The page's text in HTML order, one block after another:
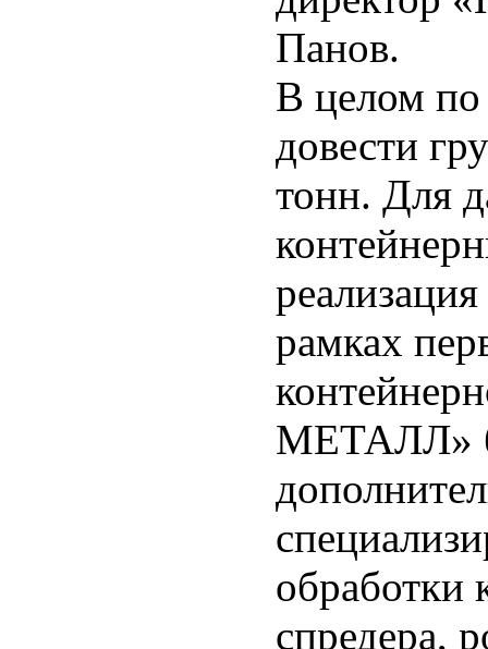
Панов.
В целом по
довести
тонн. Для
рамках
МЕТАЛЛ»
обработки
спредера,